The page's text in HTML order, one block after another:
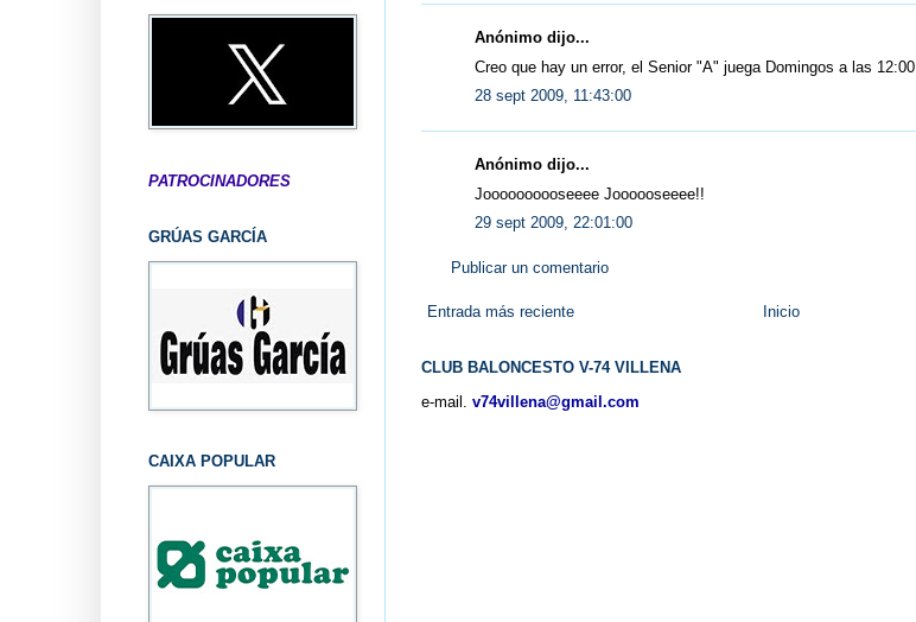
Anónimo dijo...
Creo que hay un error, el Senior "A" juega Domingos a las 12:00.
28 sept 2009, 11:43:00
Anónimo dijo...
Joooooooooseeee Joooooseeee!!
29 sept 2009, 22:01:00
Publicar un comentario
Entrada más reciente Inicio
CLUB BALONCESTO V-74 VILLENA
e-mail. v74villena@gmail.com
PATROCINADORES
GRÚAS GARCÍA
CAIXA POPULAR